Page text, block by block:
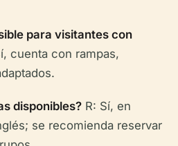
para visitantes con
cuenta con rampas,
disponibles? R: Sí, en
se recomienda reservar